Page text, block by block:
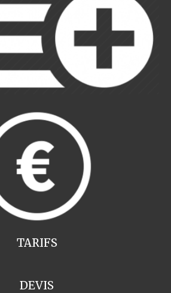
TARIFS
DEVIS